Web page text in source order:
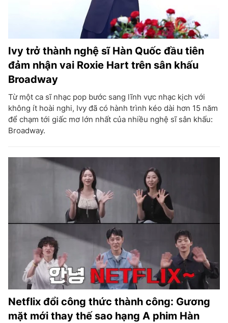
Ivy trở thành nghệ sĩ Hàn Quốc đầu tiên
đảm nhận vai Roxie Hart trên sân khấu
Broadway
Từ một ca sĩ nhạc pop bước sang lĩnh vực nhạc kịch với
không ít hoài nghi, Ivy đã có hành trình kéo dài hơn 15 năm
để chạm tới giấc mơ lớn nhất của nhiều nghệ sĩ sân khấu:
Broadway.
Netflix đổi công thức thành công: Gương
mặt mới thay thế sao hạng A phim Hàn